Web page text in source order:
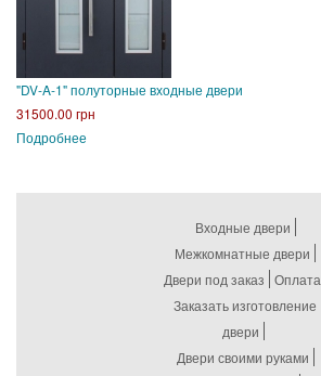
"DV-A-1" полуторные входные двери
31500.00 грн
Подробнее
Входные двери
Межкомнатные двери
Двери под заказ Оплата
Заказать изготовление
двери
Двери своими руками